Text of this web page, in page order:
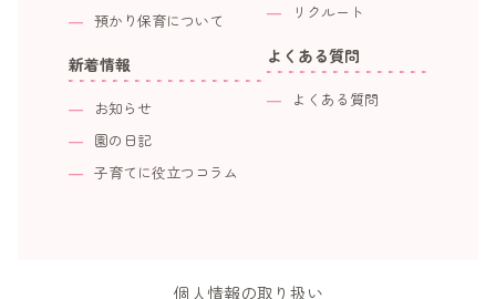
預かり保育について
新着情報
お知らせ
園の日記
子育てに役立つコラム
リクルート
よくある質問
よくある質問
個人情報の取り扱い